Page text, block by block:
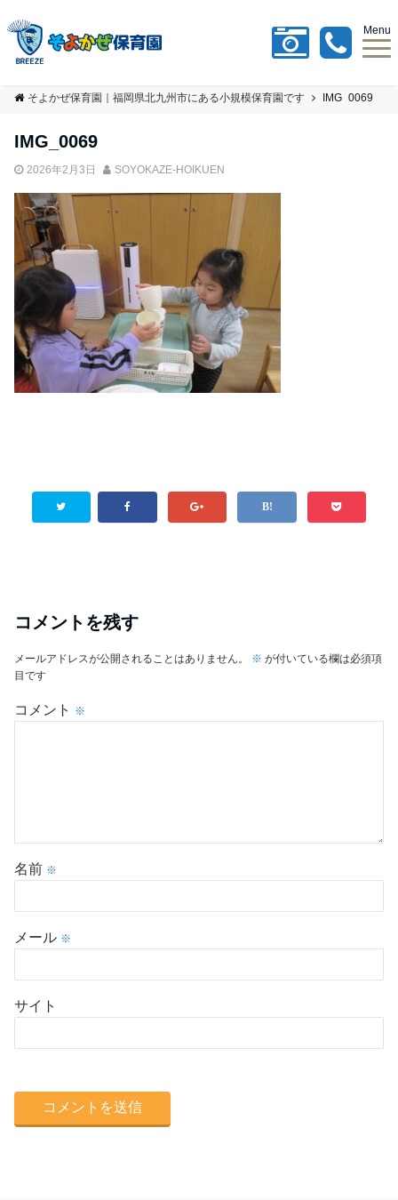
Menu
そよかぜ保育園｜福岡県北九州市にある小規模保育園です IMG_0069
IMG_0069
2026年2月3日 SOYOKAZE-HOIKUEN
コメントを残す
メールアドレスが公開されることはありません。 ※ が付いている欄は必須項
目です
コメント ※
名前 ※
メール ※
サイト